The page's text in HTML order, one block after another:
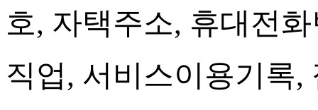
호, 자택주소, 휴대전
직업, 서비스이용기록,